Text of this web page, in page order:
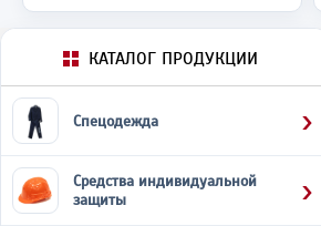
КАТАЛОГ ПРОДУКЦИИ
Спецодежда
Средства индивидуальной
защиты